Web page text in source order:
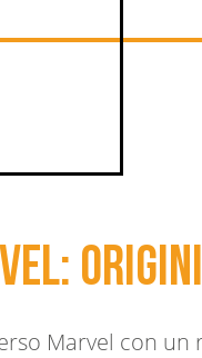
Marvel con